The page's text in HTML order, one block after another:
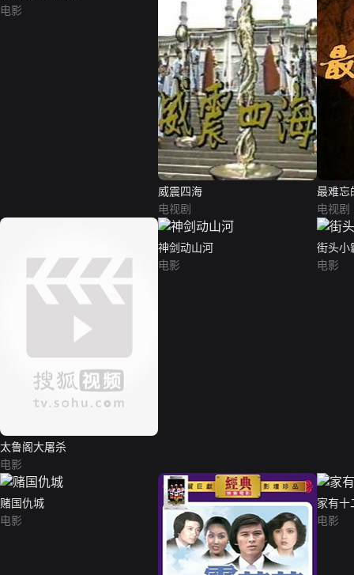
电影
威震四海
电视剧
最难忘
电视剧
太鲁阁大屠杀
电影
神剑动山河
电影
街头小
电影
赌国仇城
电影
家有十
电影